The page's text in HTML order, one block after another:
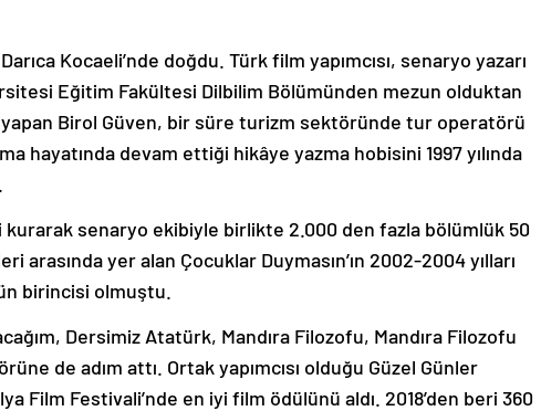
Kocaeli’nde doğdu. Türk film yapımcısı, senaryo yazarı
Eğitim Fakültesi Dilbilim Bölümünden mezun olduktan
Birol Güven, bir süre turizm sektöründe tur operatörü
hayatında devam ettiği hikâye yazma hobisini 1997 yılında
kurarak senaryo ekibiyle birlikte 2.000 den fazla bölümlük 50
arasında yer alan Çocuklar Duymasın’ın 2002-2004 yılları
birincisi olmuştu.
Dersimiz Atatürk, Mandıra Filozofu, Mandıra Filozofu
de adım attı. Ortak yapımcısı olduğu Güzel Günler
Film Festivali’nde en iyi film ödülünü aldı. 2018’den beri 360